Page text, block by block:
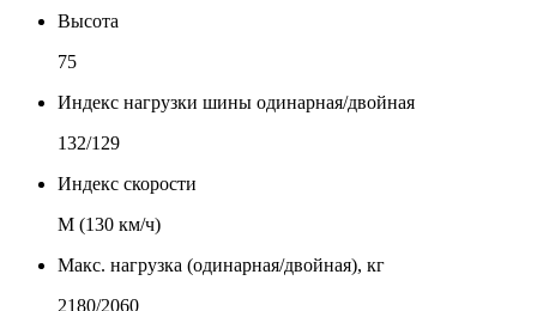
Высота
75
Индекс нагрузки шины одинарная/двойная
132/129
Индекс скорости
М (130 км/ч)
Макс. нагрузка (одинарная/двойная), кг
2180/2060